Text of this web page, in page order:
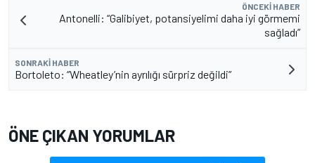
ÖNCEKI HABER
Antonelli: “Galibiyet, potansiyelimi daha iyi görmemi
sağladı”
SONRAKI HABER
Bortoleto: “Wheatley’nin ayrılığı sürpriz değildi”
ÖNE ÇIKAN YORUMLAR